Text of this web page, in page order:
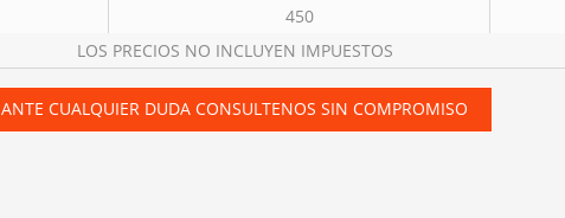
450
LOS PRECIOS NO INCLUYEN IMPUESTOS
ANTE CUALQUIER DUDA CONSULTENOS SIN COMPROMISO